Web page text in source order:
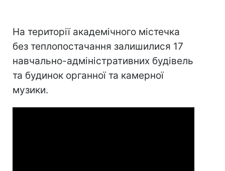
На території академічного містечка
без теплопостачання залишилися 17
навчально-адміністративних будівель
та будинок органної та камерної
музики.